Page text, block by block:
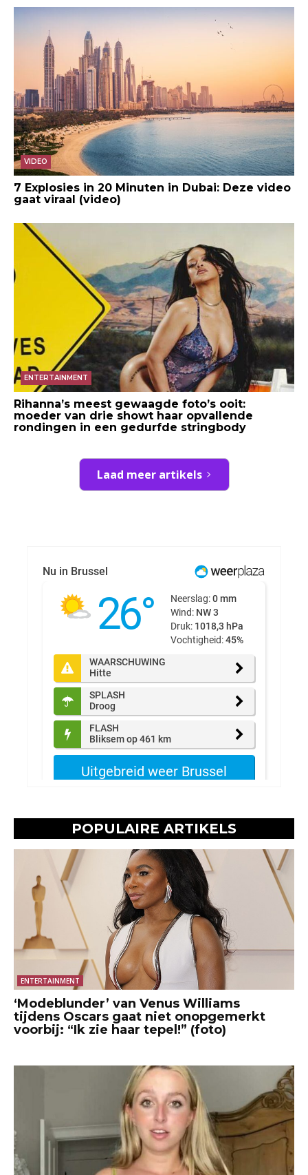
VIDEO
7 Explosies in 20 Minuten in Dubai: Deze video
gaat viraal (video)
ENTERTAINMENT
Rihanna’s meest gewaagde foto’s ooit:
moeder van drie showt haar opvallende
rondingen in een gedurfde stringbody
Laad meer artikels
POPULAIRE ARTIKELS
ENTERTAINMENT
‘Modeblunder’ van Venus Williams
tijdens Oscars gaat niet onopgemerkt
voorbij: “Ik zie haar tepel!” (foto)